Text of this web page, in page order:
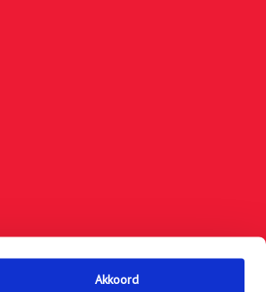
Akkoord